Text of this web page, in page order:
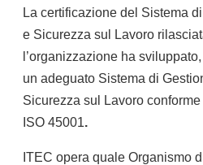
La certificazione del Sistema
e Sicurezza sul Lavoro
l’organizzazione ha
un adeguato Sistema di
Sicurezza sul Lavoro
ISO 45001.
ITEC opera quale Organismo